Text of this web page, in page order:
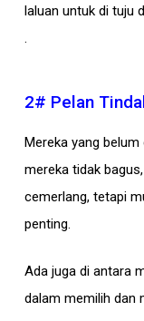
laluan untuk di tuju
.
2# Pelan
Mereka yang
mereka tidak
cemerlang, tetapi
penting.
Ada juga di antara
dalam memilih dan